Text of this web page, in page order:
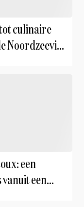
Noordzeevis
een
een